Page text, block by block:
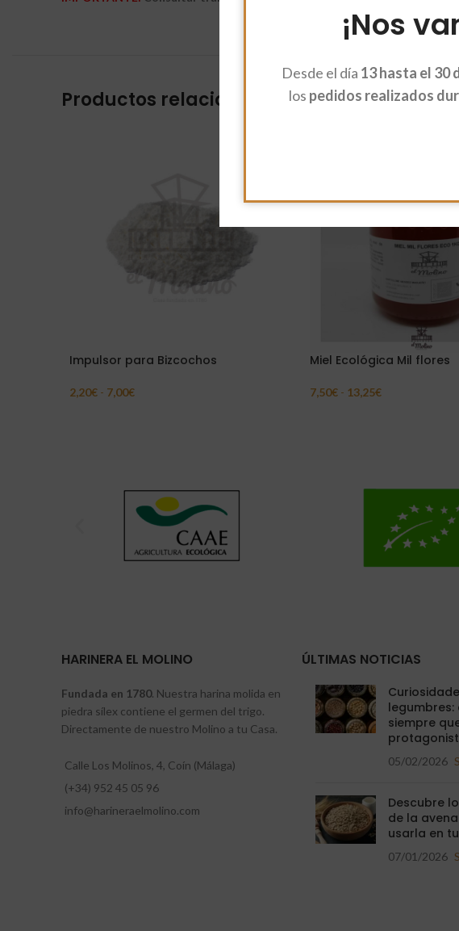
¡Nos
Desde el día 13 hasta el 30
los pedidos realizados
Productos relacionados
Impulsor para Bizcochos
2,20€ - 7,00€
Miel Ecológica Mil flores
7,50€ - 13,25€
HARINERA EL MOLINO
Fundada en 1780. Nuestra harina molida en
piedra sílex contiene el germen del trigo.
Directamente de nuestro Molino a tu Casa.
Calle Los Molinos, 4, Coín (Málaga)
(+34) 952 45 05 96
info@harineraelmolino.com
ÚLTIMAS NOTICIAS
siempre
05/02/2026
Descubre
de la
usarla en
07/01/2026